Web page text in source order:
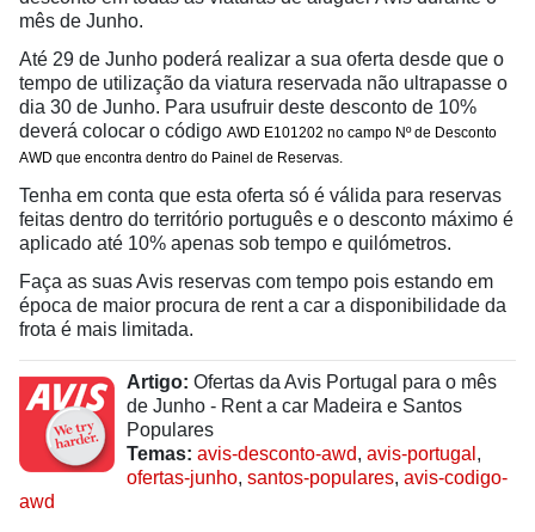
mês de Junho.
Até 29 de Junho poderá realizar a sua oferta desde que o
tempo de utilização da viatura reservada não ultrapasse o
dia 30 de Junho. Para usufruir deste desconto de 10%
deverá colocar o código AWD E101202 no campo Nº de Desconto
AWD que encontra dentro do Painel de Reservas.
Tenha em conta que esta oferta só é válida para reservas
feitas dentro do território português e o desconto máximo é
aplicado até 10% apenas sob tempo e quilómetros.
Faça as suas Avis reservas com tempo pois estando em
época de maior procura de rent a car a disponibilidade da
frota é mais limitada.
Artigo: Ofertas da Avis Portugal para o mês
de Junho - Rent a car Madeira e Santos
Populares
Temas: avis-desconto-awd, avis-portugal ,
ofertas-junho, santos-populares, avis-codigo-
awd